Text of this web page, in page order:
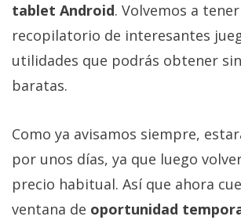
tablet Android. Volvemos a
recopilatorio de interesantes
utilidades que podrás obtener
baratas.
Como ya avisamos siempre,
por unos días, ya que luego
precio habitual. Así que ahora
ventana de oportunidad